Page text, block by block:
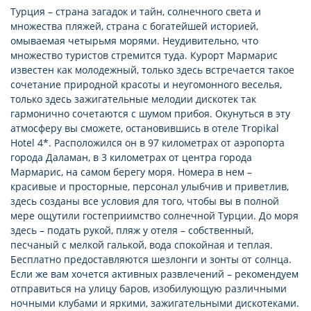
Турция – страна загадок и тайн, солнечного света и
множества пляжей, страна с богатейшей историей,
омываемая четырьмя морями. Неудивительно, что
множество туристов стремится туда. Курорт Мармарис
известен как молодежный, только здесь встречается такое
сочетание природной красоты и неугомонного веселья,
только здесь зажигательные мелодии дискотек так
гармонично сочетаются с шумом прибоя. Окунуться в эту
атмосферу вы сможете, остановившись в отеле Tropikal
Hotel 4*. Расположился он в 97 километрах от аэропорта
города Даламан, в 3 километрах от центра города
Мармарис, на самом берегу моря. Номера в нем –
красивые и просторные, персонал улыбчив и приветлив,
здесь созданы все условия для того, чтобы вы в полной
мере ощутили гостеприимство солнечной Турции. До моря
здесь – подать рукой, пляж у отеля – собственный,
песчаный с мелкой галькой, вода спокойная и теплая.
Бесплатно предоставляются шезлонги и зонты от солнца.
Если же вам хочется активных развлечений – рекомендуем
отправиться на улицу баров, изобилующую различными
ночными клубами и яркими, зажигательными дискотеками.